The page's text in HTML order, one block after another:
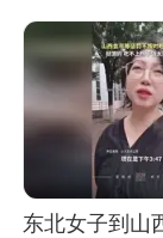
处理
东北女子到山